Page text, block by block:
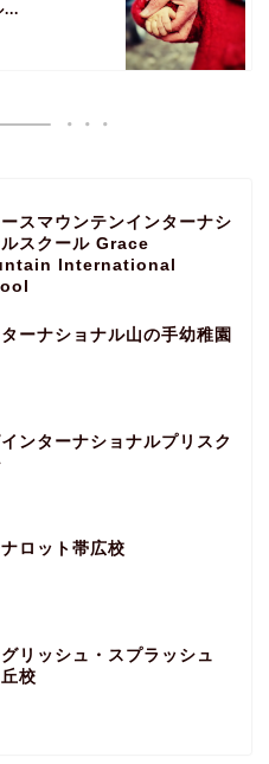
...
スマウンテンインターナシ
ルスクール Grace
International
ーナショナル山の手幼稚園
ンターナショナルプリスク
ロット帯広校
グリッシュ・スプラッシュ
校